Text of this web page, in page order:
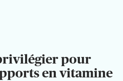
pour
en vitamine